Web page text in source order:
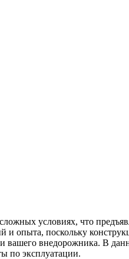
условиях, что
и опыта, поскольку
вашего внедорожника. В
по эксплуатации.